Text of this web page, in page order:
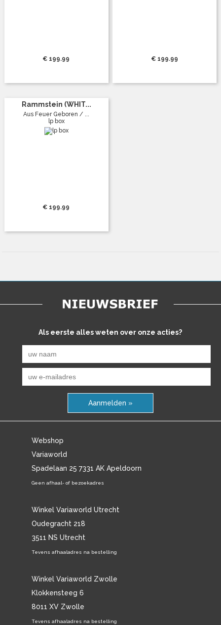
€ 199.99 € 199.99
Rammstein (WHIT...
Aus Feuer Geboren / ...
lp box
€ 199.99
Als eerste alles weten over onze acties?
Aanmelden »
Webshop
Variaworld
Spadelaan 25 7331 AK Apeldoorn
Geen afhaal- of bezoekadres
Winkel Variaworld Utrecht
Oudegracht 218
3511 NS Utrecht
Tevens afhaaladres na bestelling
Winkel Variaworld Zwolle
Klokkensteeg 6
8011 XV Zwolle
Tevens afhaaladres na bestelling